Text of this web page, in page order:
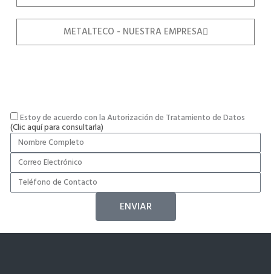
METALTECO - NUESTRA EMPRESA
Estoy de acuerdo con la Autorización de Tratamiento de Datos
(Clic aquí para consultarla)
ENVIAR